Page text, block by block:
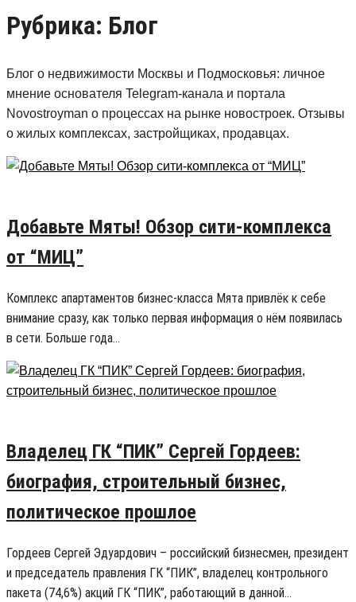
Рубрика: Блог
Блог о недвижимости Москвы и Подмосковья: личное
мнение основателя Telegram-канала и портала
Novostroyman о процессах на рынке новостроек. Отзывы
о жилых комплексах, застройщиках, продавцах.
Добавьте Мяты! Обзор сити-комплекса
от “МИЦ”
Комплекс апартаментов бизнес-класса Мята привлёк к себе
внимание сразу, как только первая информация о нём появилась
в сети. Больше года…
Владелец ГК “ПИК” Сергей Гордеев:
биография, строительный бизнес,
политическое прошлое
Гордеев Сергей Эдуардович – российский бизнесмен, президент
и председатель правления ГК “ПИК”, владелец контрольного
пакета (74,6%) акций ГК “ПИК”, работающий в данной…